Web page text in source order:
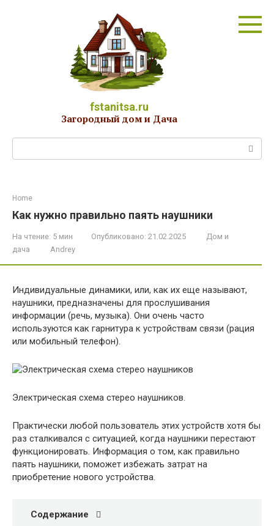
fstanitsa.ru
Загородный дом и Дача
Home
Как нужно правильно паять наушники
На чтение: 5 мин Опубликовано: 21.02.2025
Дом и
дача
Andrey
Индивидуальные динамики, или, как их еще называют,
наушники, предназначены для прослушивания
информации (речь, музыка). Они очень часто
используются как гарнитура к устройствам связи (рация
или мобильный телефон).
Электрическая схема стерео наушников.
Практически любой пользователь этих устройств хотя бы
раз сталкивался с ситуацией, когда наушники перестают
функционировать. Информация о том, как правильно
паять наушники, поможет избежать затрат на
приобретение нового устройства.
Содержание